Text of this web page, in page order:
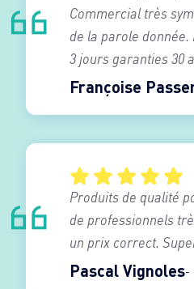
Françoise
Commercial très
de la parole donnée.
3 jours garanties 30
Pascal Vignoles
Produits de qualité
de professionnels
un prix correct.